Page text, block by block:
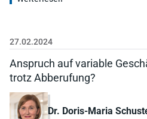
27.02.2024
Anspruch auf variable
trotz Abberufung?
Dr. Doris-Maria